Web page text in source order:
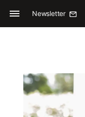
Newsletter